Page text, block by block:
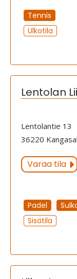
Tennis
Ulkotila
Lentolan
Lentolantie 13
36220
Varaa tila
Padel
Sisätila